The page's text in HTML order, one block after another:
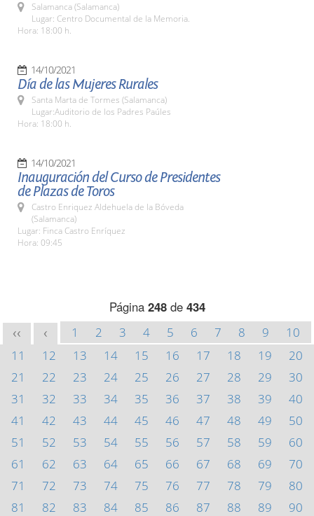
Salamanca (Salamanca)
Lugar: Centro Documental de la Memoria.
Hora: 18:00 h.
14/10/2021
Día de las Mujeres Rurales
Santa Marta de Tormes (Salamanca)
Lugar:Auditorio de los Padres Paúles
Hora: 18:00 h.
14/10/2021
Inauguración del Curso de Presidentes
de Plazas de Toros
Castro Enriquez Aldehuela de la Bóveda
(Salamanca)
Lugar: Finca Castro Enríquez
Hora: 09:45
Página 248de 434
<< < 1 2 3 4 5 6 7 8 9
10
11
12 13 14 15 16 17 18 19
20
21
22 23 24 25 26 27 28 29
30
31
32 33 34 35 36 37 38 39
40
41
42 43 44 45 46 47 48 49
50
51
52 53 54 55 56 57 58 59
60
61
62 63 64 65 66 67 68 69
70
71
72 73 74 75 76 77 78 79
80
81
82 83 84 85 86 87 88 89
90